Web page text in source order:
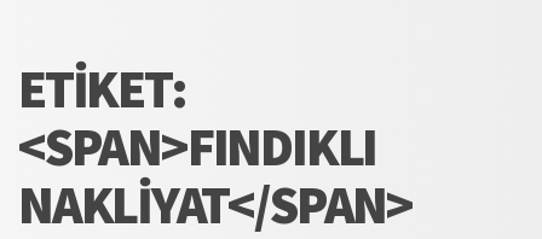
ETIKET:
<SPAN>FINDIKLI
NAKLIYAT</SPAN>